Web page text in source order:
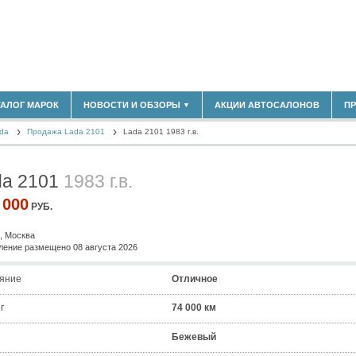
(14298)
МАРОК НОВОСТИ И ОБЗОРЫ ▼
НОВОСТИ РЫНКА
МАТЕРИАЛЫ ПАРТНЕРОВ
АКЦИИ АВТОСАЛОНОВ
Продажа Lada 2101 Lada 2101 1983 г.в.
2101 1983 г.в.
РУБ.
Москва
размещено 08 августа 2026
Отличное
74 000 км
Бежевый